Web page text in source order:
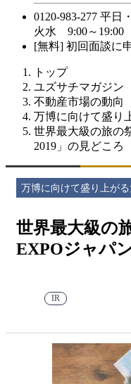
0120-983-277 平日
火水 9:00～19:00
[無料] 初回面談に
トップ
ユズサチマガジン
不動産市場の動向
万博に向けて盛り
世界最大級の旅の
2019」の見どころ
万博に向けて盛り上がる
世界最大級の
EXPOジャパ
IR